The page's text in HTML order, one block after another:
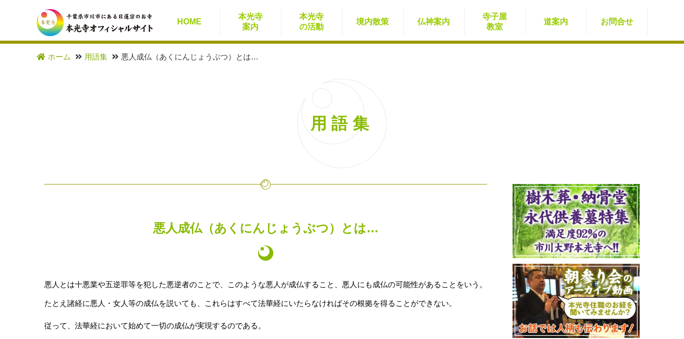
HOME
本光寺
案内
本光寺
の活動
境内散策 仏神案内
寺子屋
教室
道案内 お問合せ
ホーム 用語集 悪人成仏（あくにんじょうぶつ）とは…
用語集
悪人成仏（あくにんじょうぶつ）とは…
悪人とは十悪業や五逆罪等を犯した悪逆者のことで、このような悪人が成仏すること、悪人にも成仏の可能性があることをいう。
たとえ諸経に悪人・女人等の成仏を説いても、これらはすべて法華経にいたらなければその根拠を得ることができない。
従って、法華経において始めて一切の成仏が実現するのである。